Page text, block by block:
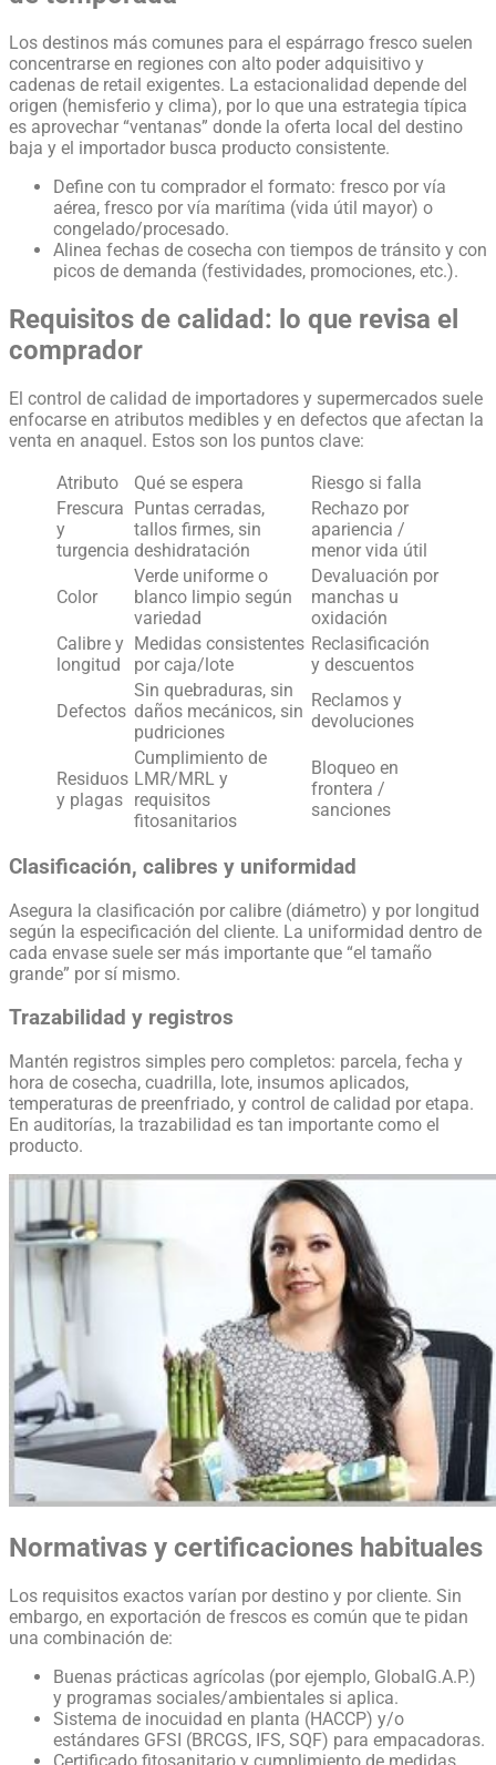
Los destinos más comunes para el espárrago fresco suelen
concentrarse en regiones con alto poder adquisitivo y
cadenas de retail exigentes. La estacionalidad depende del
origen (hemisferio y clima), por lo que una estrategia típica
es aprovechar “ventanas” donde la oferta local del destino
baja y el importador busca producto consistente.
Define con tu comprador el formato: fresco por vía
aérea, fresco por vía marítima (vida útil mayor) o
congelado/procesado.
Alinea fechas de cosecha con tiempos de tránsito y con
picos de demanda (festividades, promociones, etc.).
Requisitos de calidad: lo que revisa el
comprador
El control de calidad de importadores y supermercados suele
enfocarse en atributos medibles y en defectos que afectan la
venta en anaquel. Estos son los puntos clave:
Atributo
Qué se espera
Riesgo si falla
Frescura
y
turgencia
Puntas cerradas,
tallos firmes, sin
deshidratación
Rechazo por
apariencia /
menor vida útil
Color
Verde uniforme o
blanco limpio según
variedad
Devaluación por
manchas u
oxidación
Calibre y
longitud
Medidas consistentes
por caja/lote
Reclasificación
y descuentos
Defectos
Sin quebraduras, sin
daños mecánicos, sin
pudriciones
Reclamos y
devoluciones
Residuos
y plagas
Cumplimiento de
LMR/MRL y
requisitos
fitosanitarios
Bloqueo en
frontera /
sanciones
Clasificación, calibres y uniformidad
Asegura la clasificación por calibre (diámetro) y por longitud
según la especificación del cliente. La uniformidad dentro de
cada envase suele ser más importante que “el tamaño
grande” por sí mismo.
Trazabilidad y registros
Mantén registros simples pero completos: parcela, fecha y
hora de cosecha, cuadrilla, lote, insumos aplicados,
temperaturas de preenfriado, y control de calidad por etapa.
En auditorías, la trazabilidad es tan importante como el
producto.
Normativas y certificaciones habituales
Los requisitos exactos varían por destino y por cliente. Sin
embargo, en exportación de frescos es común que te pidan
una combinación de:
Buenas prácticas agrícolas (por ejemplo, GlobalG.A.P.)
y programas sociales/ambientales si aplica.
Sistema de inocuidad en planta (HACCP) y/o
estándares GFSI (BRCGS, IFS, SQF) para empacadoras.